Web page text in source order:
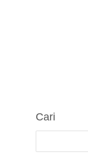
Cari